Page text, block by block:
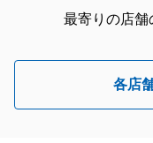
最寄りの店舗
各店